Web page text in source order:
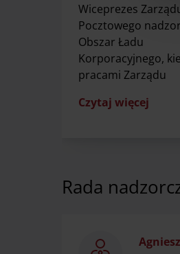
Wiceprezes
Pocztowego
Obszar Ładu
Korporacyjnego,
pracami Zarządu
Czytaj więcej
Rada